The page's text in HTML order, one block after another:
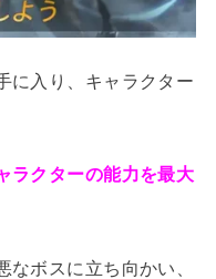
に入り、キャラクター
ラクターの能力を最大
なボスに立ち向かい、